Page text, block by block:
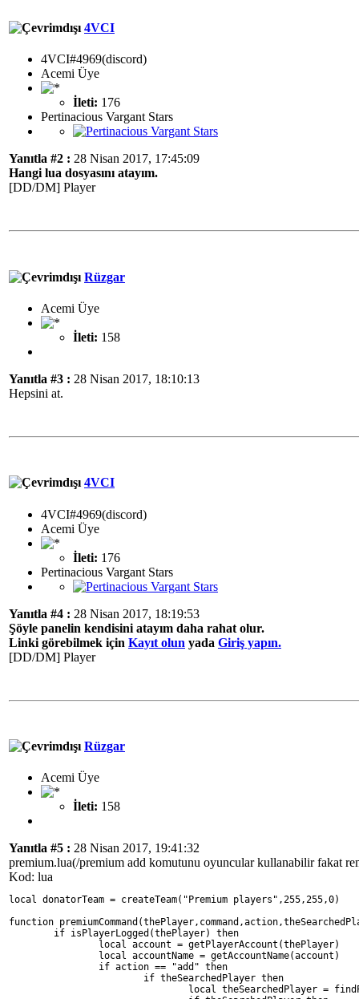
4VCI
4VCI#4969(discord)
Acemi Üye
İleti: 176
Pertinacious Vargant Stars
Yanıtla #2 : 28 Nisan 2017, 17:45:09
Hangi lua dosyasını atayım.
[DD/DM] Player
Rüzgar
Acemi Üye
İleti: 158
Yanıtla #3 : 28 Nisan 2017, 18:10:13
Hepsini at.
4VCI
4VCI#4969(discord)
Acemi Üye
İleti: 176
Pertinacious Vargant Stars
Yanıtla #4 : 28 Nisan 2017, 18:19:53
Şöyle panelin kendisini atayım daha rahat olur.
Linki görebilmek için Kayıt olun yada Giriş yapın.
[DD/DM] Player
Rüzgar
Acemi Üye
İleti: 158
Yanıtla #5 : 28 Nisan 2017, 19:41:32
premium.lua(/premium add komutunu oyuncular kullanabilir fakat
Kod: lua
local donatorTeam = createTeam("Premium players",255,255,0)
function
	if isPlayerLogged(thePlayer) then
		local account = getPlayerAccount(thePlayer)
		local accountName = getAccountName(account)
		if action == "add" then
			if theSearchedPlayer then
local theSearchedPlayer =